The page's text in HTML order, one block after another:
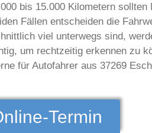
bis 15.000 Kilometern
Fällen entscheiden die
viel unterwegs sind,
um rechtzeitig erkennen zu
für Autofahrer aus 37269
Termin